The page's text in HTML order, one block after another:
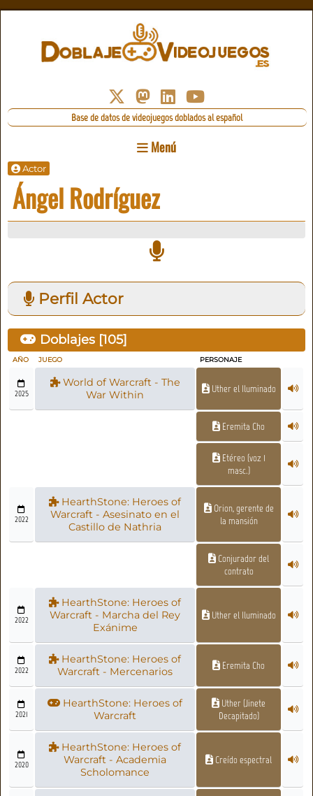
Base de datos de videojuegos doblados al español
Menú
Actor
Ángel Rodríguez
Perfil Actor
Doblajes [105]
AÑO JUEGO PERSONAJE
2025
World of Warcraft - The
War Within
Uther el Iluminado
Eremita Cho
Etéreo (voz 1
masc.)
2022
HearthStone: Heroes of
Warcraft - Asesinato en el
Castillo de Nathria
Orion, gerente de
la mansión
Conjurador del
contrato
2022
HearthStone: Heroes of
Warcraft - Marcha del Rey
Exánime
Uther el Iluminado
2022
HearthStone: Heroes of
Warcraft - Mercenarios
Eremita Cho
2021
HearthStone: Heroes of
Warcraft
Uther (Jinete
Decapitado)
2020
HearthStone: Heroes of
Warcraft - Academia
Scholomance
Creído espectral